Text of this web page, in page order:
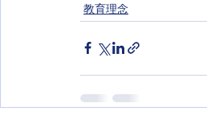
教育理念